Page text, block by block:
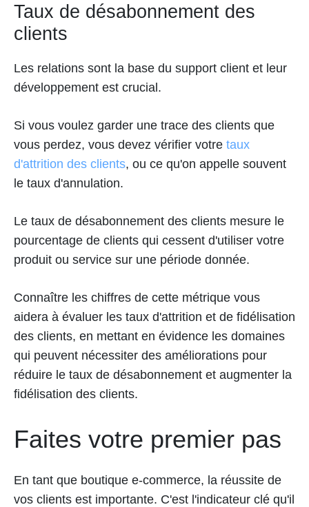
Taux de désabonnement des
clients
Les relations sont la base du support client et leur
développement est crucial.
Si vous voulez garder une trace des clients que
vous perdez, vous devez vérifier votre taux
d'attrition des clients, ou ce qu'on appelle souvent
le taux d'annulation.
Le taux de désabonnement des clients mesure le
pourcentage de clients qui cessent d'utiliser votre
produit ou service sur une période donnée.
Connaître les chiffres de cette métrique vous
aidera à évaluer les taux d'attrition et de fidélisation
des clients, en mettant en évidence les domaines
qui peuvent nécessiter des améliorations pour
réduire le taux de désabonnement et augmenter la
fidélisation des clients.
Faites votre premier pas
En tant que boutique e-commerce, la réussite de
vos clients est importante. C'est l'indicateur clé qu'il